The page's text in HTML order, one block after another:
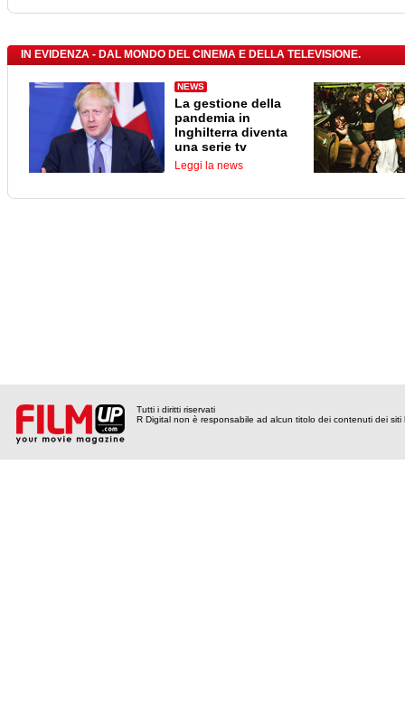
IN EVIDENZA - DAL MONDO DEL CINEMA E DELLA TELEVISIONE.
NEWS
La gestione della
pandemia in
Inghilterra diventa
una serie tv
Leggi la news
Tutti i diritti riservati
R Digital non è responsabile ad alcun titolo dei contenuti dei siti